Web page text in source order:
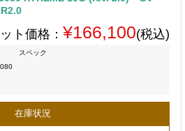
ト価格： ¥166,100(税込)
スペック
在庫状況